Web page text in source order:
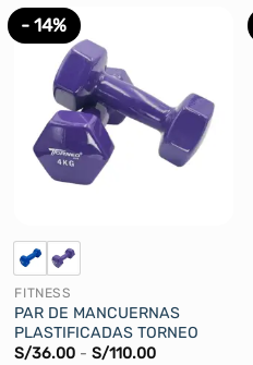
- 14%
FITNESS
PAR DE MANCUERNAS
PLASTIFICADAS TORNEO
S/36.00 - S/110.00Rango